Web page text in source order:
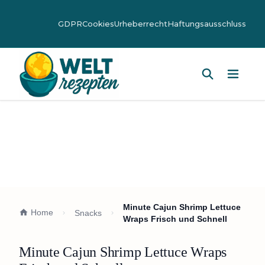
GDPRCookiesUrheberrechtHaftungsausschluss
Home Snacks
Minute Cajun Shrimp Lettuce
Wraps Frisch und Schnell
Minute Cajun Shrimp Lettuce Wraps